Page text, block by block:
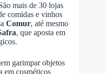
mais de 30 lojas
comidas e vinhos
Comur, até mesmo
, que aposta em
garimpar objetos
em cosméticos